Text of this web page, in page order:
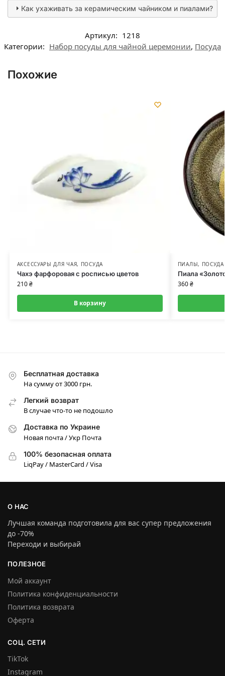
Как ухаживать за керамическим чайником и пиалами?
Артикул: 1218
Категории: Набор посуды для чайной церемонии, Посуда
Похожие
АКСЕССУАРЫ ДЛЯ ЧАЯ, ПОСУДА
Чахэ фарфоровая с росписью цветов
210₴
В корзину
ПИАЛЫ, ПОСУДА
Пиала
360₴
Бесплатная доставка
На сумму от 3000 грн.
Легкий возврат
В случае что-то не подошло
Доставка по Украине
Новая почта / Укр Почта
100% безопасная оплата
LiqPay / MasterCard / Visa
О НАС
Лучшая команда подготовила для вас супер предложения
до -70%
Переходи и выбирай
ПОЛЕЗНОЕ
Мой аккаунт
Политика конфиденциальности
Политика возврата
Оферта
СОЦ. СЕТИ
TikTok
Instagram